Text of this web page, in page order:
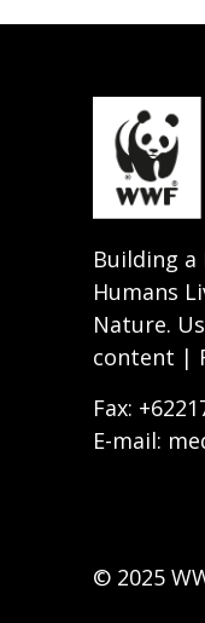
Building a
Humans
Nature.
content |
Fax:
E-mail:
© 2025